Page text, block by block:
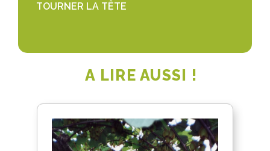
TOURNER LA TÊTE
A LIRE AUSSI !